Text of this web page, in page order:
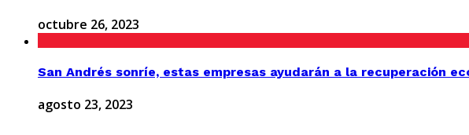
octubre 26, 2023
San Andrés sonríe, estas empresas ayudarán a la recuperación
agosto 23, 2023